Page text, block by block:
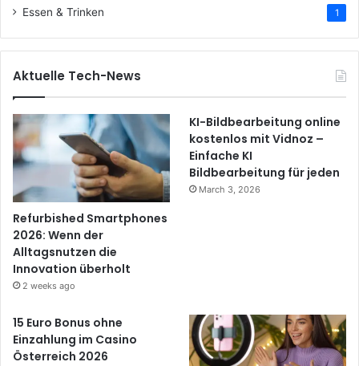
Essen & Trinken 1
Aktuelle Tech-News
Refurbished Smartphones
2026: Wenn der
Alltagsnutzen die
Innovation überholt
2 weeks ago
KI-Bildbearbeitung online
kostenlos mit Vidnoz –
Einfache KI
Bildbearbeitung für jeden
March 3, 2026
15 Euro Bonus ohne
Einzahlung im Casino
Österreich 2026